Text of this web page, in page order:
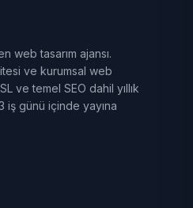
web tasarım ajansı.
ve kurumsal web
ve temel SEO dahil yıllık
iş günü içinde yayına